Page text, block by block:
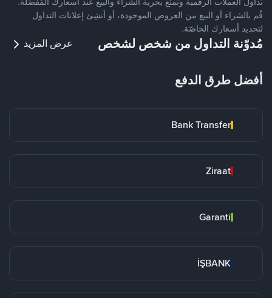
قُم بالشراء أو البيع من العروض الموجودة، أو أنشِئ إعلانات التداول
لتحديد أسعارك الخاصّة.
مُدوّنة التداول من شخص لشخص عرض المزيد
أفضل طرق الدفع
Bank Transfer
Ziraat
Garanti
İŞBANK